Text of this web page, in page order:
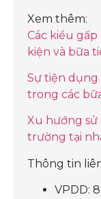
Xem thêm:
Các kiểu
kiện và bữa
Sự tiện
trong các
Xu hướng
trường tại
Thông tin
VPDD: